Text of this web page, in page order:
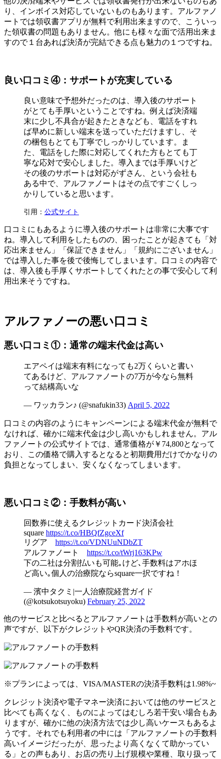
り、インボイス対応していないものもあります。アルファノ
ートでは領収書アプリが無料で利用出来ますので、こういっ
た領収書の問題もありません。他にも様々な面で活用出来ま
すので１台あれば決済が完結できる点も魅力の１つですね。
良い口コミ④：サポートが充実している
良い意味で予想外だったのは、導入後のサポート
がとても手厚いということですね。例えば決済端
末に少し不具合が起きたときなども、電話をすれ
ば早めに新しい端末を送っていただけますし、そ
の梱包もとても丁寧でしっかりしています。ま
た、電話をした際に対応してくれた方もとても丁
寧な応対で安心しました。導入までは手厚いけど
その後のサポートは対応がずさん、という会社も
ある中で、アルファノートはその点ですごくしっ
かりしていると思います。
引用： 公式サイト
口コミにもあるように導入後のサポートは非常に大事です
ね。導入して利用をしたものの、困ったことが起きても「対
応出来ません」「保証できません」「規約にございません」
では導入した事を後で後悔してしまいます。口コミの内容で
は、導入後も手厚くサポートしてくれたとの事で安心して利
用出来そうですね。
アルファノーの悪い口コミ
悪い口コミ①：通常の端末代金は高い
エアペイは端末有料になっても2万くらいと書い
てあるけど、アルファノートの7万が今なら無料
って結構高いな
— ワッカラン♪ (@snafukin33) April 5, 2022
口コミの内容のようにキャンペーンによる端末代金が無料で
なければ、確かに端末代金は少し高いかもしれません。アル
ファノートの公式サイトでは、通常価格が￥74,800となって
おり、この価格で購入するとなると初期費用だけでかなりの
負担となってしまい、安くなくなってしまいます。
悪い口コミ②：手数料が高い
回数券に使えるクレジットカード決済会社
square https://t.co/HBQfZgceXf
リグア https://t.co/VDNUuNDbZT
アルファノート https://t.co/tWrj163KPw
下の二社は分割払いも可能｡けど､手数料はアホほ
ど高い｡個人の治療院ならsquare一択ですね！
— 濱中タクミ|一人治療院経営ガイド
(@kotsukotsuyoku) February 25, 2022
他のサービスと比べるとアルファノートは手数料が高いとの
声ですが、以下がクレジットやQR決済の手数料です。
※プランによっては、VISA/MASTERの決済手数料は1.98%~
クレジット決済や電子マネー決済においては他のサービスと
比べても高くなく、ものによってはむしろ若干安い場合もあ
りますが、確かに他の決済方法では少し高いケースもあるよ
うです。それでも利用者の中には「アルファノートの手数料
高いイメージだったが、思ったより高くなくて助かってい
る」との声もあり、お店の売り上げ規模や業種、取り扱って